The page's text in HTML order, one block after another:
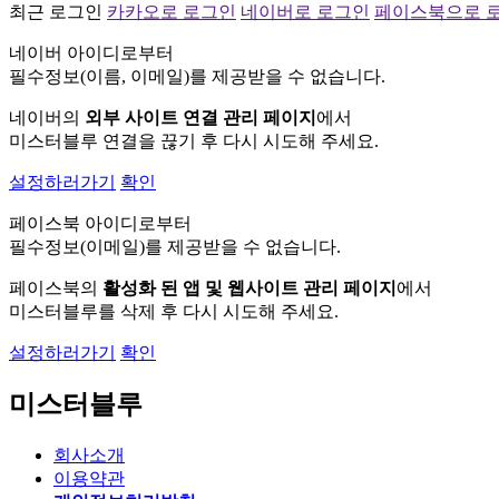
최근 로그인 카카오로 로그인 네이버로 로그인 페이스북으로
네이버 아이디로부터
필수정보(이름, 이메일)를 제공받을 수 없습니다.
네이버의 외부 사이트 연결 관리 페이지 에서
미스터블루 연결을 끊기 후 다시 시도해 주세요.
설정하러가기 확인
페이스북 아이디로부터
필수정보(이메일)를 제공받을 수 없습니다.
페이스북의 활성화 된 앱 및 웹사이트 관리 페이지 에서
미스터블루를 삭제 후 다시 시도해 주세요.
설정하러가기 확인
미스터블루
회사소개
이용약관